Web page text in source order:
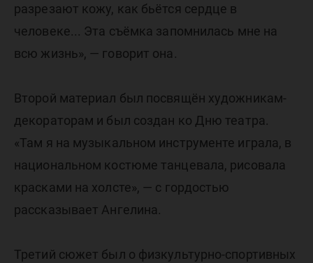
разрезают кожу, как бьётся сердце в
человеке... Эта съёмка запомнилась мне на
всю жизнь», — говорит она.
Второй материал был посвящён художникам-
декораторам и был создан ко Дню театра.
«Там я на музыкальном инструменте играла, в
национальном костюме танцевала, рисовала
красками на холсте», — с гордостью
рассказывает Ангелина.
Третий сюжет был о физкультурно-спортивных